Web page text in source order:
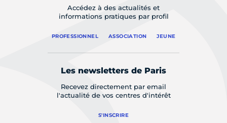
Accédez à des actualités et
informations pratiques par profil
PROFESSIONNEL ASSOCIATION JEUNE
Les newsletters de Paris
Recevez directement par email
l'actualité de vos centres d'intérêt
S'INSCRIRE